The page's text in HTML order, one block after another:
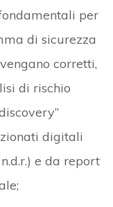
per
di sicurezza
corretti,
di rischio
digitali
e da report